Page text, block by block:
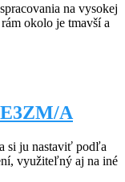
na vysokej
okolo je tmavší a
A
si ju nastaviť podľa
využiteľný aj na iné